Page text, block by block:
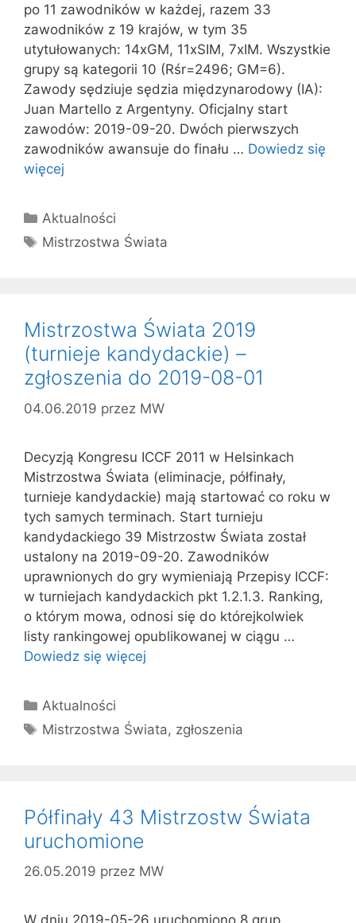
po 11 zawodników w każdej, razem 33
zawodników z 19 krajów, w tym 35
utytułowanych: 14xGM, 11xSIM, 7xIM. Wszystkie
grupy są kategorii 10 (Rśr=2496; GM=6).
Zawody sędziuje sędzia międzynarodowy (IA):
Juan Martello z Argentyny. Oficjalny start
zawodów: 2019-09-20. Dwóch pierwszych
zawodników awansuje do finału … Dowiedz się
więcej
Kategorie
Aktualności
Tagi
Mistrzostwa Świata
Mistrzostwa Świata 2019
(turnieje kandydackie) –
zgłoszenia do 2019-08-01
04.06.2019 przez MW
Decyzją Kongresu ICCF 2011 w Helsinkach
Mistrzostwa Świata (eliminacje, półfinały,
turnieje kandydackie) mają startować co roku w
tych samych terminach. Start turnieju
kandydackiego 39 Mistrzostw Świata został
ustalony na 2019-09-20. Zawodników
uprawnionych do gry wymieniają Przepisy ICCF:
w turniejach kandydackich pkt 1.2.1.3. Ranking,
o którym mowa, odnosi się do którejkolwiek
listy rankingowej opublikowanej w ciągu …
Dowiedz się więcej
Kategorie
Aktualności
Tagi
Mistrzostwa Świata, zgłoszenia
Półfinały 43 Mistrzostw Świata
uruchomione
26.05.2019 przez MW
W dniu 2019-05-26 uruchomiono 8 grup